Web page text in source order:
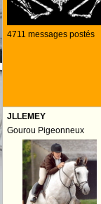
4711 messages postés
JLLEMEY
Gourou Pigeonneux